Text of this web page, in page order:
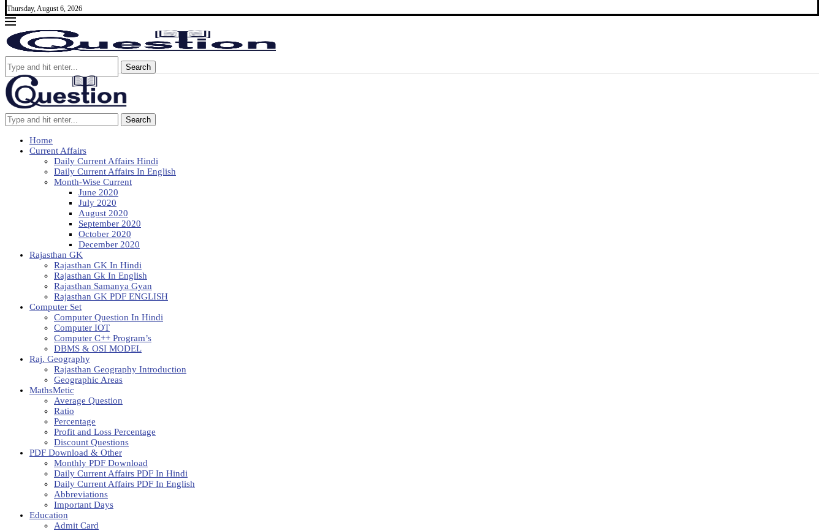
Thursday, August 6, 2026
Search
Search
Home
Current Affairs
Daily Current Affairs Hindi
Daily Current Affairs In English
Month-Wise Current
June 2020
July 2020
August 2020
September 2020
October 2020
December 2020
Rajasthan GK
Rajasthan GK In Hindi
Rajasthan Gk In English
Rajasthan Samanya Gyan
Rajasthan GK PDF ENGLISH
Computer Set
Computer Question In Hindi
Computer IOT
Computer C++ Program’s
DBMS & OSI MODEL
Raj. Geography
Rajasthan Geography Introduction
Geographic Areas
MathsMetic
Average Question
Ratio
Percentage
Profit and Loss Percentage
Discount Questions
PDF Download & Other
Monthly PDF Download
Daily Current Affairs PDF In Hindi
Daily Current Affairs PDF In English
Abbreviations
Important Days
Education
Admit Card